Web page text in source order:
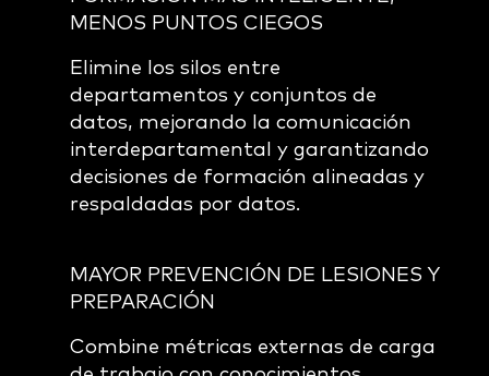
MENOS PUNTOS CIEGOS
Elimine los silos entre
departamentos y conjuntos de
datos, mejorando la comunicación
interdepartamental y garantizando
decisiones de formación alineadas y
respaldadas por datos.
MAYOR PREVENCIÓN DE LESIONES Y
PREPARACIÓN
Combine métricas externas de carga